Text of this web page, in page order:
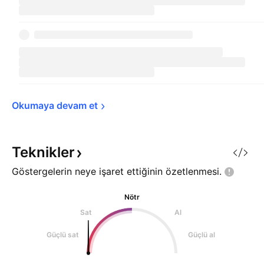
Okumaya devam et
Teknikler
Göstergelerin neye işaret ettiğinin özetlenmesi.
Nötr
Sat
Al
Güçlü sat Güçlü al